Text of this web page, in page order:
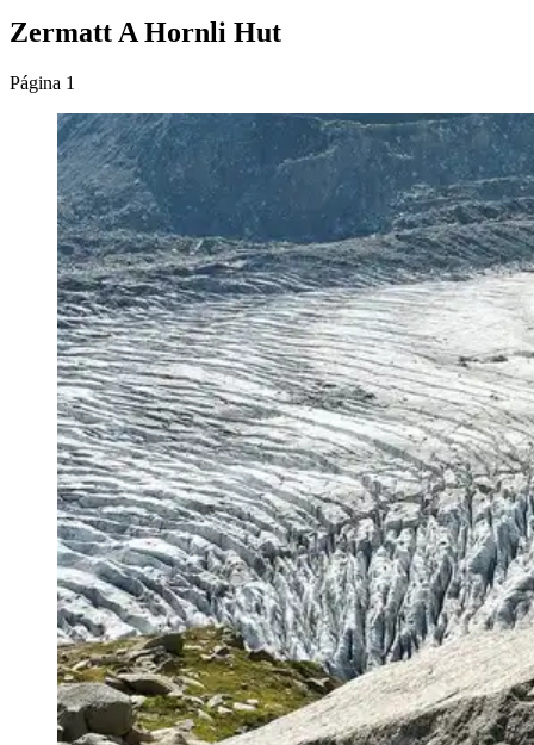
Zermatt A Hornli Hut
Página 1